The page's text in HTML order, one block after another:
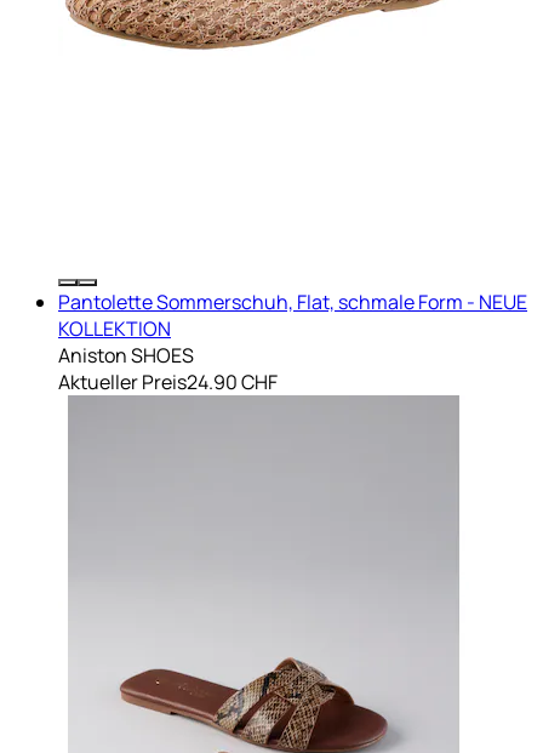
Pantolette Sommerschuh, Flat, schmale Form - NEUE
KOLLEKTION
Aniston SHOES
Aktueller Preis24.90 CHF